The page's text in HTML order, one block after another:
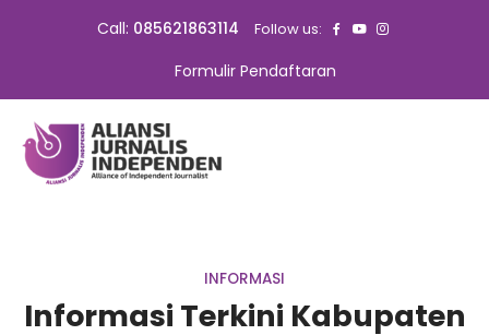
Call: 085621863114 Follow us:
Formulir Pendaftaran
INFORMASI
Informasi Terkini Kabupaten